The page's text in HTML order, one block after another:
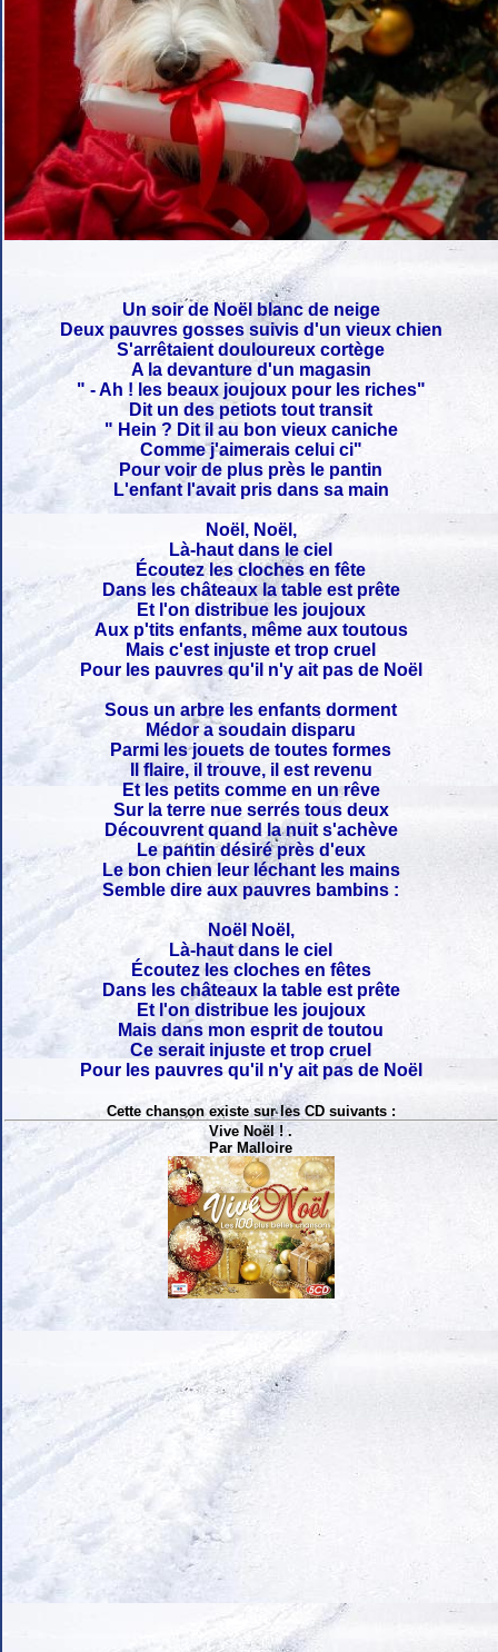
Un soir de Noël blanc de neige
Deux pauvres gosses suivis d'un vieux chien
S'arrêtaient douloureux cortège
A la devanture d'un magasin
" - Ah ! les beaux joujoux pour les riches"
Dit un des petiots tout transit
" Hein ? Dit il au bon vieux caniche
Comme j'aimerais celui ci"
Pour voir de plus près le pantin
L'enfant l'avait pris dans sa main
Noël, Noël,
Là-haut dans le ciel
Écoutez les cloches en fête
Dans les châteaux la table est prête
Et l'on distribue les joujoux
Aux p'tits enfants, même aux toutous
Mais c'est injuste et trop cruel
Pour les pauvres qu'il n'y ait pas de Noël
Sous un arbre les enfants dorment
Médor a soudain disparu
Parmi les jouets de toutes formes
Il flaire, il trouve, il est revenu
Et les petits comme en un rêve
Sur la terre nue serrés tous deux
Découvrent quand la nuit s'achève
Le pantin désiré près d'eux
Le bon chien leur léchant les mains
Semble dire aux pauvres bambins :
Noël Noël,
Là-haut dans le ciel
Écoutez les cloches en fêtes
Dans les châteaux la table est prête
Et l'on distribue les joujoux
Mais dans mon esprit de toutou
Ce serait injuste et trop cruel
Pour les pauvres qu'il n'y ait pas de Noël
Cette chanson existe sur les CD suivants :
Vive Noël ! .
Par Malloire